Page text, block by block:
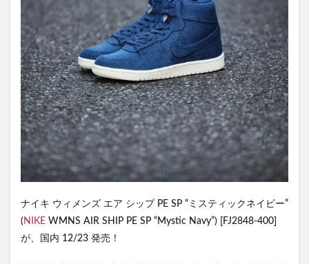
ナイキ ウィメンズ エア シップ PE SP “ミスティックネイビー”
( NIKE WMNS AIR SHIP PE SP “Mystic Navy”) [FJ2848-400]
が、国内 12/23 発売！